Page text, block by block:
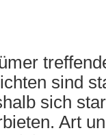
sind
sich
Art